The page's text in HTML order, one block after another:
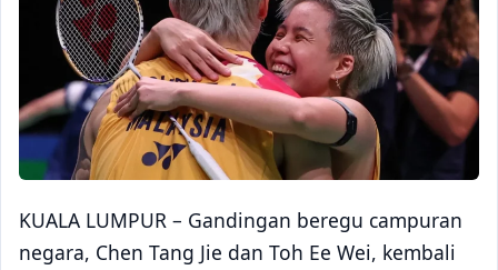
KUALA LUMPUR – Gandingan beregu campuran
negara, Chen Tang Jie dan Toh Ee Wei, kembali